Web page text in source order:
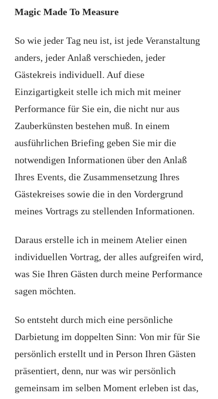
Magic Made To Measure
So wie jeder Tag neu ist, ist jede Veranstaltung
anders, jeder Anlaß verschieden, jeder
Gästekreis individuell. Auf diese
Einzigartigkeit stelle ich mich mit meiner
Performance für Sie ein, die nicht nur aus
Zauberkünsten bestehen muß. In einem
ausführlichen Briefing geben Sie mir die
notwendigen Informationen über den Anlaß
Ihres Events, die Zusammensetzung Ihres
Gästekreises sowie die in den Vordergrund
meines Vortrags zu stellenden Informationen.
Daraus erstelle ich in meinem Atelier einen
individuellen Vortrag, der alles aufgreifen wird,
was Sie Ihren Gästen durch meine Performance
sagen möchten.
So entsteht durch mich eine persönliche
Darbietung im doppelten Sinn: Von mir für Sie
persönlich erstellt und in Person Ihren Gästen
präsentiert, denn, nur was wir persönlich
gemeinsam im selben Moment erleben ist das,